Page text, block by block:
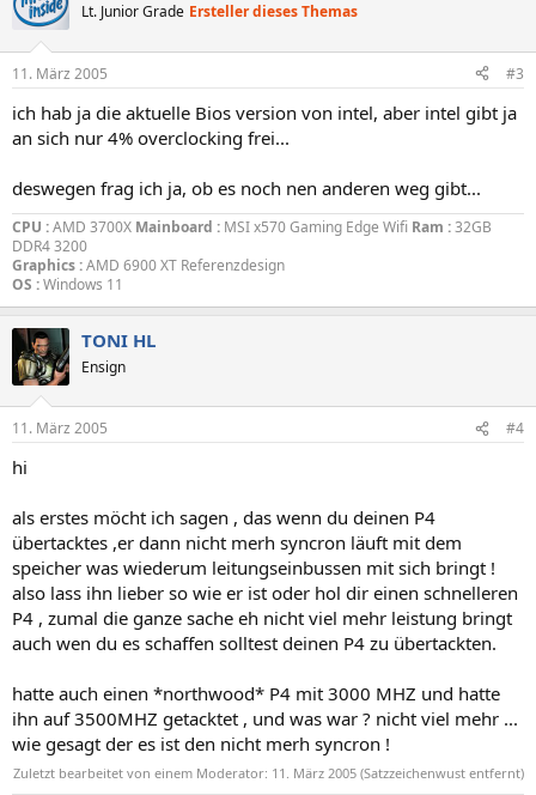
Lt. Junior Grade Ersteller dieses Themas
11. März 2005 #3
ich hab ja die aktuelle Bios version von intel, aber intel gibt ja
an sich nur 4% overclocking frei...
deswegen frag ich ja, ob es noch nen anderen weg gibt...
CPU :AMD 3700X Mainboard : MSI x570 Gaming Edge Wifi Ram :32GB
DDR4 3200
Graphics :AMD 6900 XT Referenzdesign
OS :Windows 11
TONI HL
Ensign
11. März 2005 #4
hi
als erstes möcht ich sagen , das wenn du deinen P4
übertacktes ,er dann nicht merh syncron läuft mit dem
speicher was wiederum leitungseinbussen mit sich bringt !
also lass ihn lieber so wie er ist oder hol dir einen schnelleren
P4 , zumal die ganze sache eh nicht viel mehr leistung bringt
auch wen du es schaffen solltest deinen P4 zu übertackten.
hatte auch einen *northwood* P4 mit 3000 MHZ und hatte
ihn auf 3500MHZ getacktet , und was war ? nicht viel mehr ...
wie gesagt der es ist den nicht merh syncron !
Zuletzt bearbeitet von einem Moderator: 11. März 2005 (Satzzeichenwust entfernt)